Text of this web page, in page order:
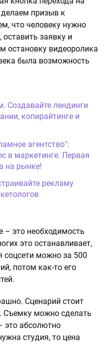
делаем призыв к
что человеку нужно
оставить заявку и
остановку видеоролика
была возможность
Создавайте лендинги
копирайтинге и
агентство":
в маркетинге. Первая
на рынке!
рекламу
– это необходимость
это останавливает,
соцсети можно за 500
потом как-то его
Сценарий стоит
Съемку можно сделать
это абсолютно
студия, то цена